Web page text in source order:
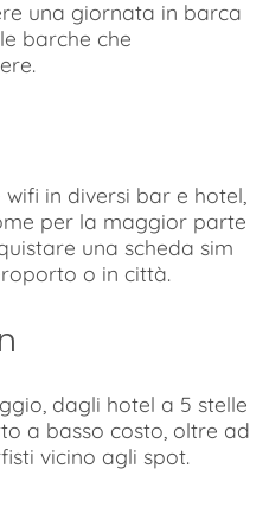
una giornata in barca
barche che
in diversi bar e hotel,
per la maggior parte
una scheda sim
o in città.
dagli hotel a 5 stelle
a basso costo, oltre ad
vicino agli spot.